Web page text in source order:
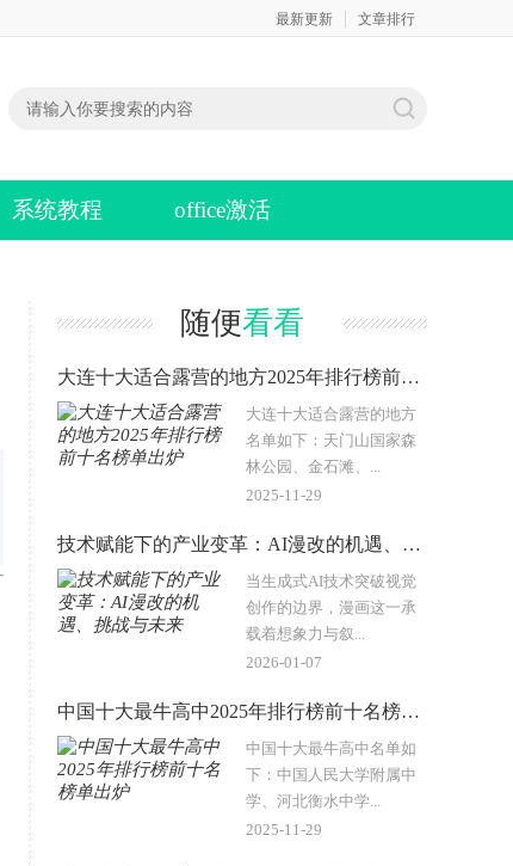
最新更新 文章排行
系统教程 office激活
随便看看
大连十大适合露营的地方2025年排行榜前十名榜单出炉
大连十大适合露营的地方
名单如下：天门山国家森
林公园、金石滩、...
2025-11-29
技术赋能下的产业变革：AI漫改的机遇、挑战与未来
当生成式AI技术突破视觉
创作的边界，漫画这一承
载着想象力与叙...
2026-01-07
中国十大最牛高中2025年排行榜前十名榜单出炉
中国十大最牛高中名单如
下：中国人民大学附属中
学、河北衡水中学...
2025-11-29